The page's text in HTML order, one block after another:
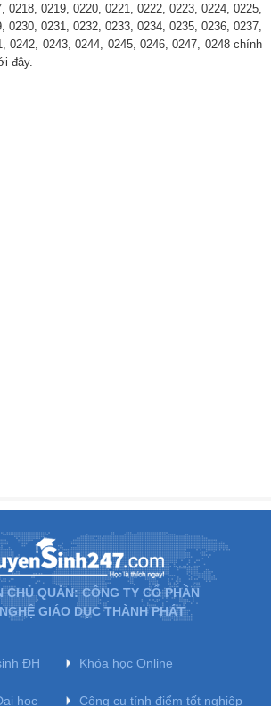
0218, 0219, 0220, 0221, 0222, 0223, 0224, 0225,
0230, 0231, 0232, 0233, 0234, 0235, 0236, 0237,
0242, 0243, 0244, 0245, 0246, 0247, 0248 chính
đây.
CHỦ QUẢN: CÔNG TY CỔ PHẦN
GIÁO DỤC THÀNH PHÁT
ĐH
Khóa học Online
học Công cụ tính điểm tốt nghiệp